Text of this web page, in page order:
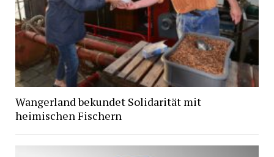
Wangerland bekundet Solidarität mit
heimischen Fischern